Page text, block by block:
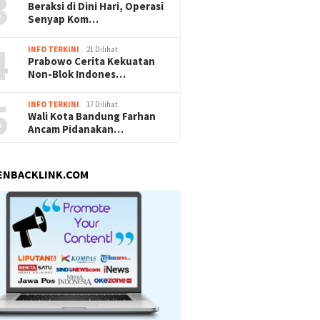
Beraksi di Dini Hari, Operasi
Senyap Kom…
INFO TERKINI 21 Dilihat
Prabowo Cerita Kekuatan
Non-Blok Indones…
INFO TERKINI 17 Dilihat
Wali Kota Bandung Farhan
Ancam Pidanakan…